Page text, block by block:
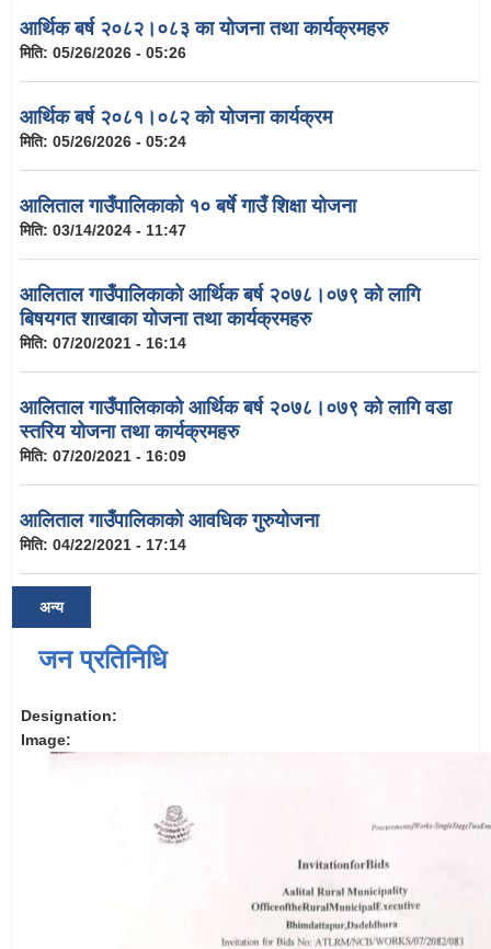
आर्थिक बर्ष २०८२।०८३ का योजना तथा कार्यक्रमहरु
मिति: 05/26/2026 - 05:26
आर्थिक बर्ष २०८१।०८२ को योजना कार्यक्रम
मिति: 05/26/2026 - 05:24
आलिताल गाउँपालिकाको १० बर्षे गाउँ शिक्षा योजना
मिति: 03/14/2024 - 11:47
आलिताल गाउँपालिकाको आर्थिक बर्ष २०७८।०७९ को लागि
बिषयगत शाखाका योजना तथा कार्यक्रमहरु
मिति: 07/20/2021 - 16:14
आलिताल गाउँपालिकाको आर्थिक बर्ष २०७८।०७९ को लागि वडा
स्तरिय योजना तथा कार्यक्रमहरु
मिति: 07/20/2021 - 16:09
आलिताल गाउँपालिकाको आवधिक गुरुयोजना
मिति: 04/22/2021 - 17:14
अन्य
जन प्रतिनिधि
Designation:
Image: